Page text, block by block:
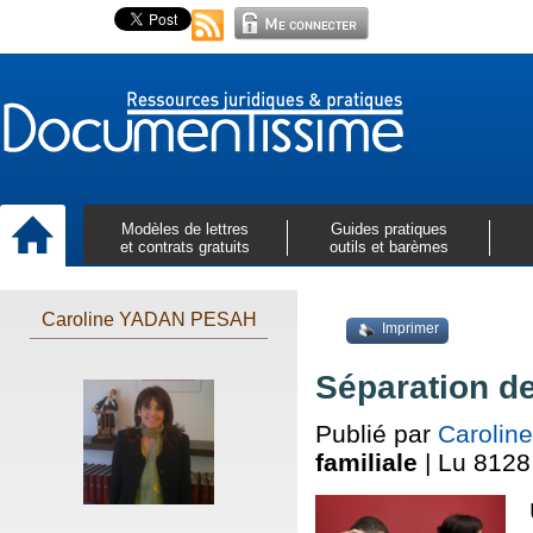
Modèles de lettres
et contrats gratuits
Guides pratiques
outils et barèmes
Caroline YADAN PESAH Imprimer
Séparation
Publié par
familiale | Lu